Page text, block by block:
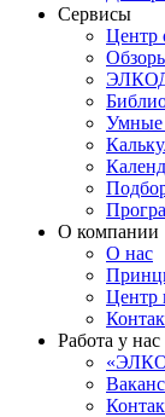
Сервисы
Центр
Умные
О компании
О нас
Центр
Работа у нас